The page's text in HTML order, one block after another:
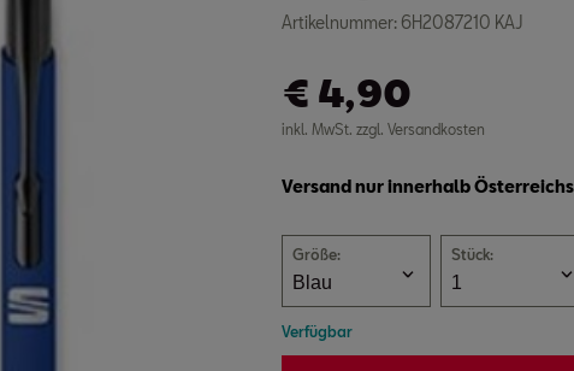
Artikelnummer: 6H2087210 KAJ
€ 4,90
inkl. MwSt. zzgl. Versandkosten
Versand nur innerhalb
Größe:
Schwarz
Orange
Blau
Stück:
1
2
3
Verfügbar